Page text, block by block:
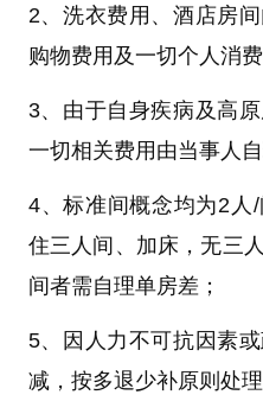
2、洗衣费用、酒店房
购物费用及一切个人消费
3、 由于自身疾病及高
一切相关费用由当事人自
4、标准间概念均为2人
住三人间、加床，无三
间者需自理单房差；
5、
因人力不可抗因素
减，按多退少补原则处理